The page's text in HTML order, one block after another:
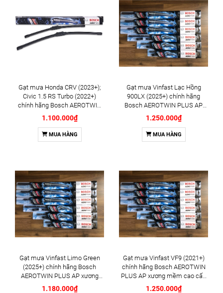
Gạt mưa Honda CRV (2023+);
Civic 1.5 RS Turbo (2022+)
chính hãng Bosch AEROTWIN
EURO A620S 24inch & 19inch -
1.100.000₫
MUA HÀNG
Gạt mưa Vinfast Lạc Hồng
900LX (2025+) chính hãng
Bosch AEROTWIN PLUS AP
xương mềm cao cấp 20inch
24inch - Bộ 2 cái
1.250.000₫
MUA HÀNG
Gạt mưa Vinfast Limo Green
(2025+) chính hãng Bosch
AEROTWIN PLUS AP xương
mềm cao cấp 16inch 26inch -
1.180.000₫
Gạt mưa Vinfast VF9 (2021+)
chính hãng Bosch AEROTWIN
PLUS AP xương mềm cao cấp
20inch 24inch - Bộ 2 cái
1.250.000₫